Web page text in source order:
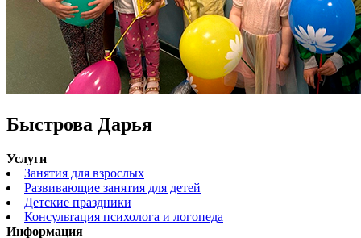
Быстрова Дарья
Услуги
Занятия для взрослых
Развивающие занятия для детей
Детские праздники
Консультация психолога и логопеда
Информация